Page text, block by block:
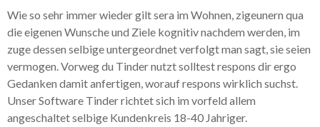
Wie so sehr immer wieder gilt sera im Wohnen, zigeunern qua
die eigenen Wunsche und Ziele kognitiv nachdem werden, im
zuge dessen selbige untergeordnet verfolgt man sagt, sie seien
vermogen. Vorweg du Tinder nutzt solltest respons dir ergo
Gedanken damit anfertigen, worauf respons wirklich suchst.
Unser Software Tinder richtet sich im vorfeld allem
angeschaltet selbige Kundenkreis 18-40 Jahriger.